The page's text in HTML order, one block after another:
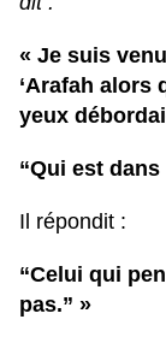
« Je suis
‘Arafah alors
yeux
“Qui est
Il répondit :
“Celui qui
pas.” »